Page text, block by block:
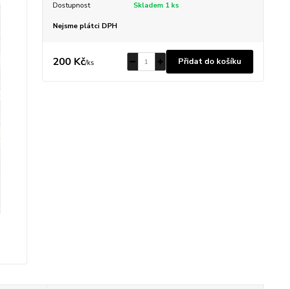
Dostupnost Skladem 1 ks
Nejsme plátci DPH
200 Kč/ks Přidat do košíku